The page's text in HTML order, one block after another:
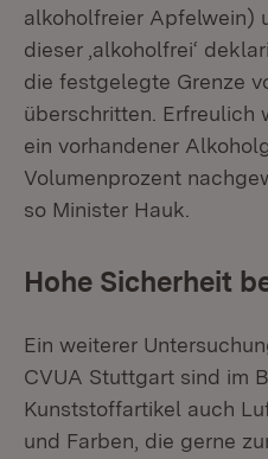
alkoholfreier Apfelwein)
dieser ‚alkoholfrei‘
die festgelegte Grenze
überschritten. Erfreulich
ein vorhandener
Volumenprozent
so Minister Hauk.
Hohe Sicherheit
Ein weiterer
CVUA Stuttgart sind im
Kunststoffartikel auch
und Farben, die gerne